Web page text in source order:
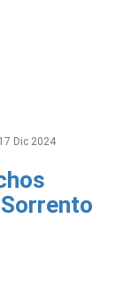
17 Dic 2024